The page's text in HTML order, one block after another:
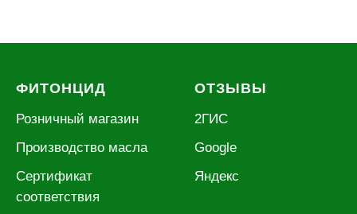
ФИТОНЦИД
Розничный магазин
Производство масла
Сертификат
соответствия
ОТЗЫВЫ
2ГИС
Google
Яндекс